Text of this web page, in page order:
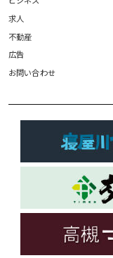
求人
不動産
広告
お問い合わせ